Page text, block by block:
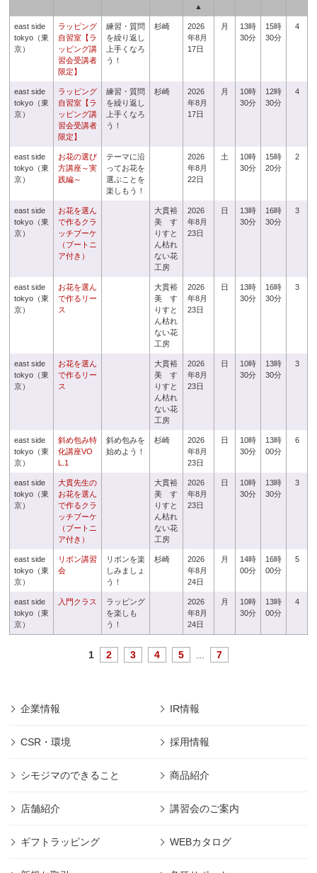
▲
east side
tokyo（東
京）
ラッピング
自習室【ラ
ッピング講
習会受講者
限定】
練習・質問
を繰り返し
上手くなろ
う！
杉崎
2026
年8月
17日
月
13時
30分
15時
30分
4
east side
tokyo（東
京）
ラッピング
自習室【ラ
ッピング講
習会受講者
限定】
練習・質問
を繰り返し
上手くなろ
う！
杉崎
2026
年8月
17日
月
10時
30分
12時
30分
4
east side
tokyo（東
京）
お花の選び
方講座～実
践編～
テーマに沿
ってお花を
選ぶことを
楽しもう！
2026
年8月
22日
土
10時
30分
15時
20分
2
east side
tokyo（東
京）
お花を選ん
で作るクラ
ッチブーケ
（ブートニ
ア付き）
大貫裕
美 す
りすと
ん枯れ
ない花
工房
2026
年8月
23日
日
13時
30分
16時
30分
3
east side
tokyo（東
京）
お花を選ん
で作るリー
ス
大貫裕
美 す
りすと
ん枯れ
ない花
工房
2026
年8月
23日
日
13時
30分
16時
30分
3
east side
tokyo（東
京）
お花を選ん
で作るリー
ス
大貫裕
美 す
りすと
ん枯れ
ない花
工房
2026
年8月
23日
日
10時
30分
13時
30分
3
east side
tokyo（東
京）
斜め包み特
化講座VO
L.1
斜め包みを
始めよう！
杉崎
2026
年8月
23日
日
10時
30分
13時
00分
6
east side
tokyo（東
京）
大貫先生の
お花を選ん
で作るクラ
ッチブーケ
（ブートニ
ア付き）
大貫裕
美 す
りすと
ん枯れ
ない花
工房
2026
年8月
23日
日
10時
30分
13時
30分
3
east side
tokyo（東
京）
リボン講習
会
リボンを楽
しみましょ
う！
杉崎
2026
年8月
24日
月
14時
00分
16時
00分
5
east side
tokyo（東
京）
入門クラス
ラッピング
を楽しも
う！
2026
年8月
24日
月
10時
30分
13時
00分
4
1 2 3 4 5 7
企業情報 IR情報
CSR・環境 採用情報
シモジマのできること 商品紹介
店舗紹介 講習会のご案内
ギフトラッピング WEBカタログ